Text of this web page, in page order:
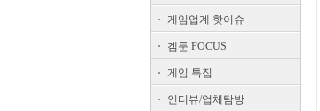
게임업계 핫이슈
겜툰 FOCUS
게임 특집
인터뷰/업체탐방